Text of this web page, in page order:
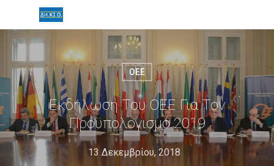
ΟΕΕ
Εκδήλωση Του ΟΕΕ Για Τον
Προϋπολογισμό 2019
13 Δεκεμβρίου, 2018